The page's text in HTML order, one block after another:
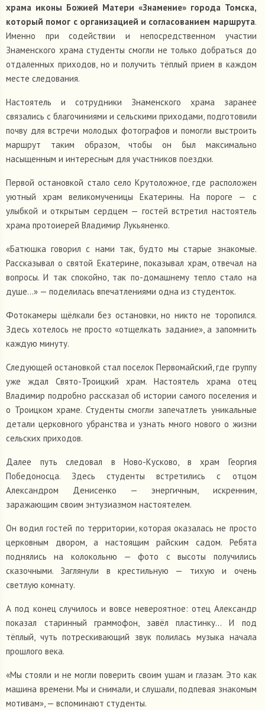
храма иконы Божией Матери «Знамение» города Томска,
который помог с организацией и согласованием маршрута.
Именно при содействии и непосредственном участии
Знаменского храма студенты смогли не только добраться до
отдаленных приходов, но и получить тёплый прием в каждом
месте следования.
Настоятель и сотрудники Знаменского храма заранее
связались с благочиниями и сельскими приходами, подготовили
почву для встречи молодых фотографов и помогли выстроить
маршрут таким образом, чтобы он был максимально
насыщенным и интересным для участников поездки.
Первой остановкой стало село Крутоложное, где расположен
уютный храм великомученицы Екатерины. На пороге — с
улыбкой и открытым сердцем — гостей встретил настоятель
храма протоиерей Владимир Лукьяненко.
«Батюшка говорил с нами так, будто мы старые знакомые.
Рассказывал о святой Екатерине, показывал храм, отвечал на
вопросы. И так спокойно, так по-домашнему тепло стало на
душе…» — поделилась впечатлениями одна из студенток.
Фотокамеры щёлкали без остановки, но никто не торопился.
Здесь хотелось не просто «отщелкать задание», а запомнить
каждую минуту.
Следующей остановкой стал поселок Первомайский, где группу
уже ждал Свято-Троицкий храм. Настоятель храма отец
Владимир подробно рассказал об истории самого поселения и
о Троицком храме. Студенты смогли запечатлеть уникальные
детали церковного убранства и узнать много нового о жизни
сельских приходов.
Далее путь следовал в Ново-Кусково, в храм Георгия
Победоносца. Здесь студенты встретились с отцом
Александром Денисенко — энергичным, искренним,
заражающим своим энтузиазмом настоятелем.
Он водил гостей по территории, которая оказалась не просто
церковным двором, а настоящим райским садом. Ребята
поднялись на колокольню — фото с высоты получились
сказочными. Заглянули в крестильную — тихую и очень
светлую комнату.
А под конец случилось и вовсе невероятное: отец Александр
показал старинный граммофон, завёл пластинку… И под
тёплый, чуть потрескивающий звук полилась музыка начала
прошлого века.
«Мы стояли и не могли поверить своим ушам и глазам. Это как
машина времени. Мы и снимали, и слушали, подпевая знакомым
мотивам», — вспоминают студенты.